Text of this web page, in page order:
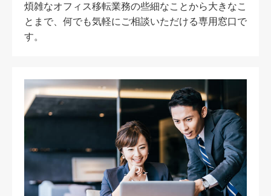
煩雑なオフィス移転業務の些細なことから大きなこ
とまで、何でも気軽にご相談いただける専用窓口で
す。